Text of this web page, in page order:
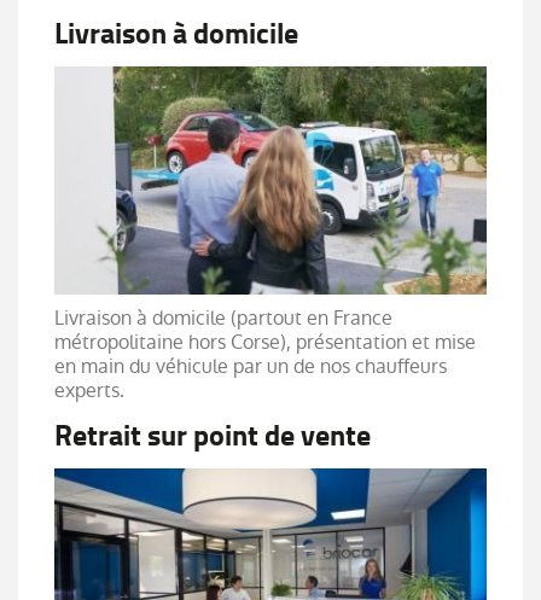
Livraison à domicile
Livraison à domicile (partout en France
métropolitaine hors Corse), présentation et mise
en main du véhicule par un de nos chauffeurs
experts.
Retrait sur point de vente